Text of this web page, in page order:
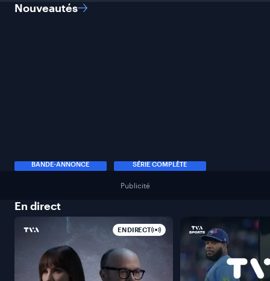
Nouveautés
BANDE-ANNONCE SÉRIE COMPLÈTE
Publicité
En direct
EN DIRECT